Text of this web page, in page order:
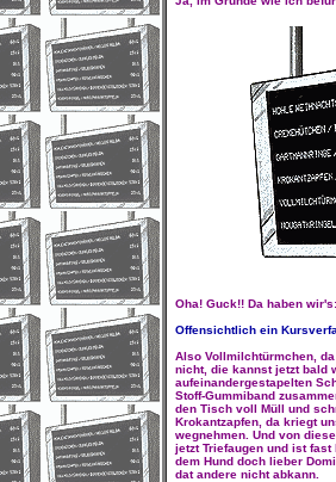
Oha! Guck!! Da haben wir's:
Offensichtlich ein
Also Vollmilchtürmchen,
nicht, die kannst jetzt bald
aufeinandergestapelten
Stoff-Gummiband
den Tisch voll Müll und
Krokantzapfen, da kriegt
wegnehmen. Und von
jetzt Triefaugen und ist
dem Hund doch lieber
dat andere nicht abkann.